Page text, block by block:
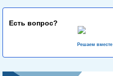
Есть вопрос?
Решаем вместе